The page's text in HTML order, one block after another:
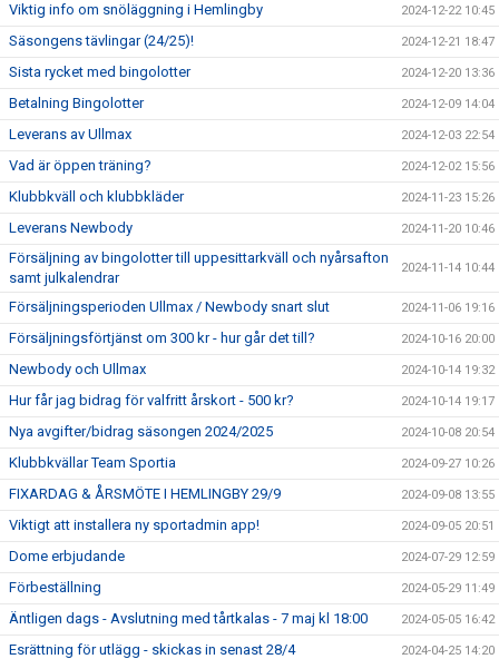
Viktig info om snöläggning i Hemlingby 2024-12-22 10:45
Säsongens tävlingar (24/25)! 2024-12-21 18:47
Sista rycket med bingolotter 2024-12-20 13:36
Betalning Bingolotter 2024-12-09 14:04
Leverans av Ullmax 2024-12-03 22:54
Vad är öppen träning? 2024-12-02 15:56
Klubbkväll och klubbkläder 2024-11-23 15:26
Leverans Newbody 2024-11-20 10:46
Försäljning av bingolotter till uppesittarkväll och nyårsafton
samt julkalendrar
2024-11-14 10:44
Försäljningsperioden Ullmax / Newbody snart slut 2024-11-06 19:16
Försäljningsförtjänst om 300 kr - hur går det till? 2024-10-16 20:00
Newbody och Ullmax 2024-10-14 19:32
Hur får jag bidrag för valfritt årskort - 500 kr? 2024-10-14 19:17
Nya avgifter/bidrag säsongen 2024/2025 2024-10-08 20:54
Klubbkvällar Team Sportia 2024-09-27 10:26
FIXARDAG & ÅRSMÖTE I HEMLINGBY 29/9 2024-09-08 13:55
Viktigt att installera ny sportadmin app! 2024-09-05 20:51
Dome erbjudande 2024-07-29 12:59
Förbeställning 2024-05-29 11:49
Äntligen dags - Avslutning med tårtkalas - 7 maj kl 18:00 2024-05-05 16:42
Esrättning för utlägg - skickas in senast 28/4 2024-04-25 14:20